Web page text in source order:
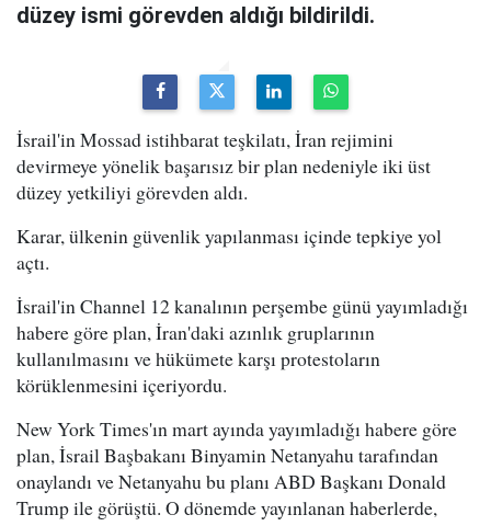
düzey ismi görevden aldığı bildirildi.
İsrail'in Mossad istihbarat teşkilatı, İran rejimini
devirmeye yönelik başarısız bir plan nedeniyle iki üst
düzey yetkiliyi görevden aldı.
Karar, ülkenin güvenlik yapılanması içinde tepkiye yol
açtı.
İsrail'in Channel 12 kanalının perşembe günü yayımladığı
habere göre plan, İran'daki azınlık gruplarının
kullanılmasını ve hükümete karşı protestoların
körüklenmesini içeriyordu.
New York Times'ın mart ayında yayımladığı habere göre
plan, İsrail Başbakanı Binyamin Netanyahu tarafından
onaylandı ve Netanyahu bu planı ABD Başkanı Donald
Trump ile görüştü. O dönemde yayınlanan haberlerde,